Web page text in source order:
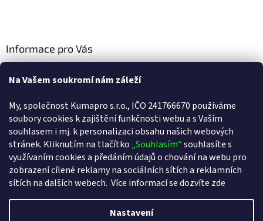
Na Vašem soukromí nám záleží
My, společnost Kumapro s.r.o., IČO 241766670 používáme
soubory cookies k zajištění funkčnosti webu a s Vaším
souhlasem i mj. k personalizaci obsahu našich webových
stránek. Kliknutím na tlačítko „Souhlasím“souhlasíte s
využívaním cookies a předáním údajů o chování na webu pro
zobrazení cílené reklamy na sociálních sítích a reklamních
sítích na dalších webech. Více informací se dozvíte zde
Nastavení
Informace pro Vás
Kontakty
Obchodní podmínky
Podmínky ochrany osobních údajů